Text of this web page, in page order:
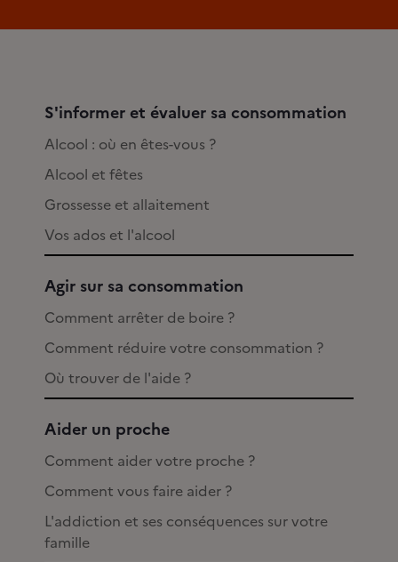
S'informer et évaluer sa consommation
Alcool : où en êtes-vous ?
Alcool et fêtes
Grossesse et allaitement
Vos ados et l'alcool
Agir sur sa consommation
Comment arrêter de boire ?
Comment réduire votre consommation ?
Où trouver de l'aide ?
Aider un proche
Comment aider votre proche ?
Comment vous faire aider ?
L'addiction et ses conséquences sur votre
famille